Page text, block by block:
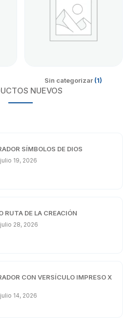
Sin categorizar (1)
NUEVOS
SÍMBOLOS DE DIOS
julio 19, 2026
RUTA DE LA CREACIÓN
julio 28, 2026
CON VERSÍCULO IMPRESO X
julio 14, 2026